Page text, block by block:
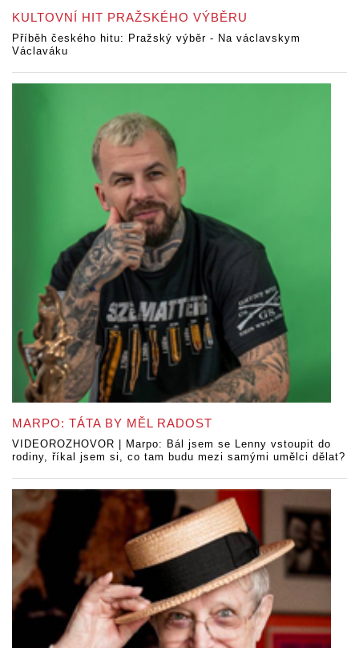
KULTOVNÍ HIT PRAŽSKÉHO VÝBĚRU
Příběh českého hitu: Pražský výběr - Na václavskym
Václaváku
MARPO: TÁTA BY MĚL RADOST
VIDEOROZHOVOR | Marpo: Bál jsem se Lenny vstoupit do
rodiny, říkal jsem si, co tam budu mezi samými umělci dělat?